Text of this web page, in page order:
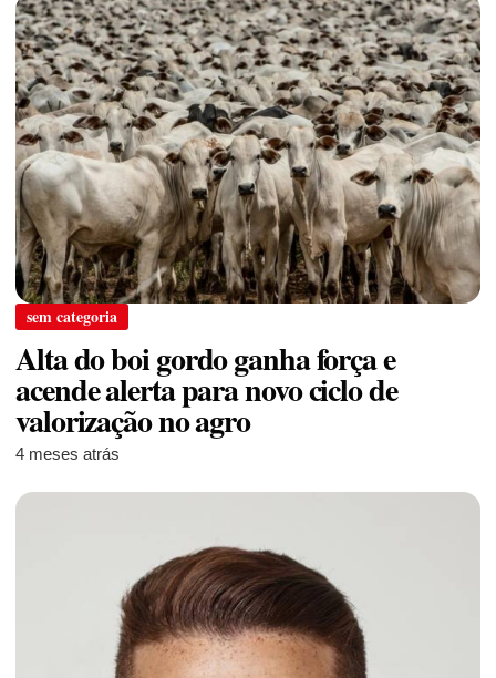
sem categoria
Alta do boi gordo ganha força e
acende alerta para novo ciclo de
valorização no agro
4 meses atrás